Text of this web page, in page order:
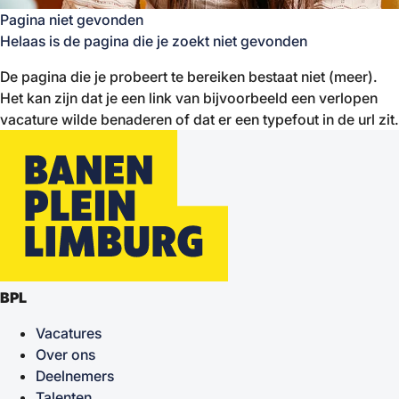
Pagina niet gevonden
Helaas is de pagina die je zoekt niet gevonden
De pagina die je probeert te bereiken bestaat niet (meer).
Het kan zijn dat je een link van bijvoorbeeld een verlopen
vacature wilde benaderen of dat er een typefout in de url zit.
BPL
Vacatures
Over ons
Deelnemers